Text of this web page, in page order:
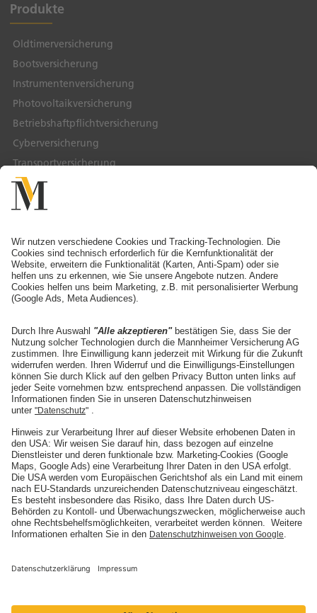
Produkte
Oldtimerversicherung
Bootsversicherung
Instrumentenversicherung
Photovoltaikversicherung
Betriebshaftpflichtversicherung
Cyberversicherung
Transportversicherung
Service & Kontakt
Ansprechpartner finden
Schaden melden
Adresse ändern
Die Mannheimer
Unternehmen
Karriere
Nachhaltigkeit
Social Media
ARTIMA
ARTIMA
BELMOT